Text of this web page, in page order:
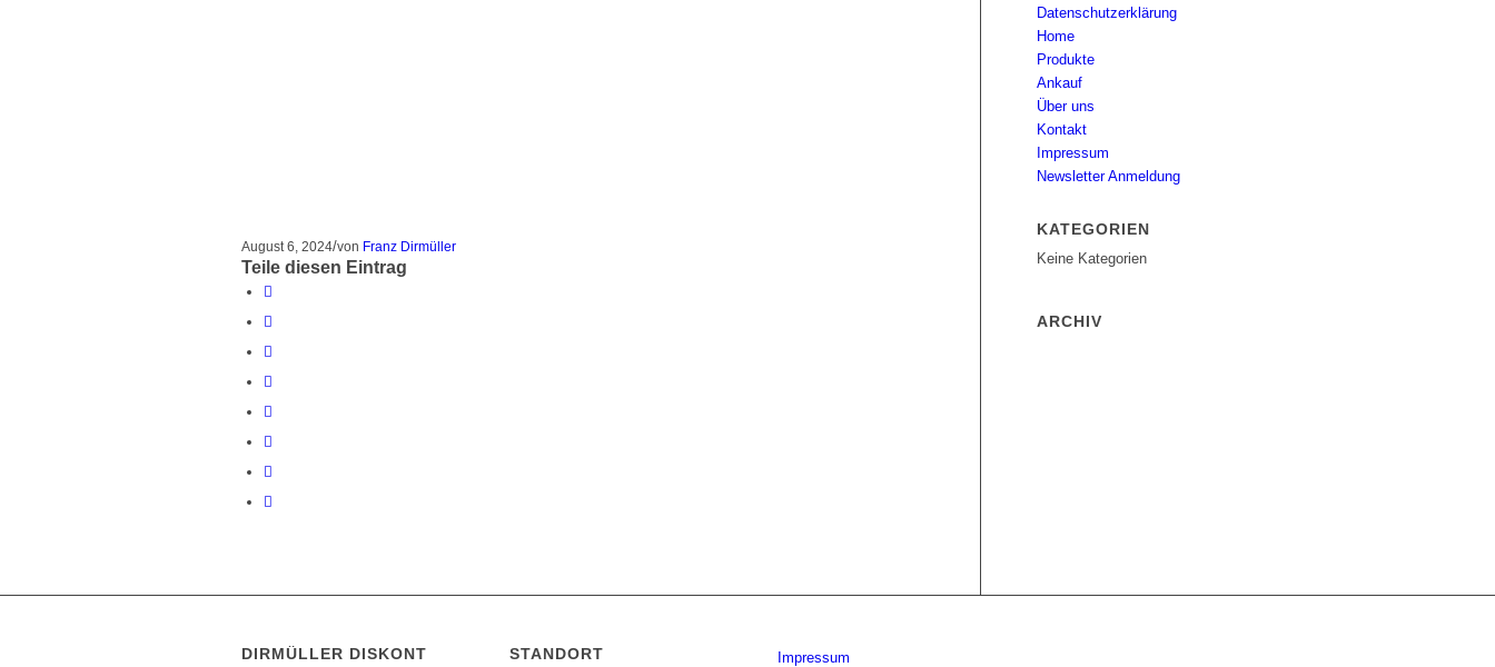
August 6, 2024/von Franz Dirmüller
Teile diesen Eintrag
Datenschutzerklärung
Home
Produkte
Ankauf
Über uns
Kontakt
Impressum
Newsletter Anmeldung
KATEGORIEN
Keine Kategorien
ARCHIV
DIRMÜLLER DISKONT STANDORT Impressum